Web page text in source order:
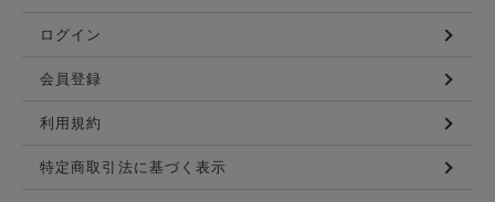
ログイン
会員登録
利用規約
特定商取引法に基づく表示